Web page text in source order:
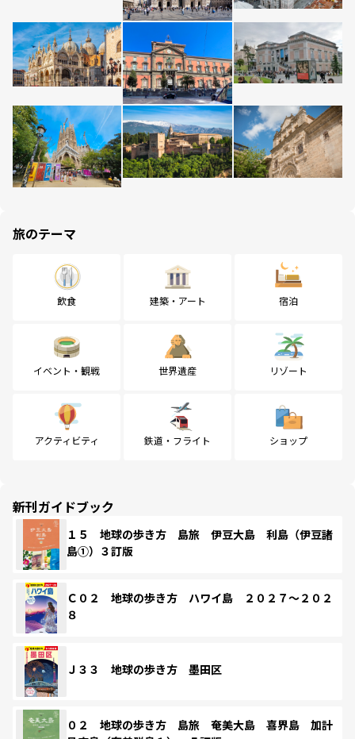
旅のテーマ
飲食 建築・アート 宿泊
イベント・観戦 世界遺産 リゾート
アクティビティ 鉄道・フライト ショップ
新刊ガイドブック
１５ 地球の歩き方 島旅 伊豆大島 利島（伊豆諸
島①）３訂版
Ｃ０２ 地球の歩き方 ハワイ島 ２０２７～２０２
８
Ｊ３３ 地球の歩き方 墨田区
０２ 地球の歩き方 島旅 奄美大島 喜界島 加計